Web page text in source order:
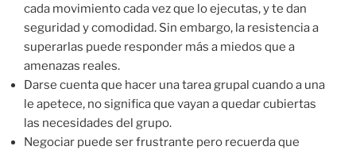
cada movimiento cada vez que lo ejecutas, y te dan
seguridad y comodidad. Sin embargo, la resistencia a
superarlas puede responder más a miedos que a
amenazas reales.
Darse cuenta que hacer una tarea grupal cuando a una
le apetece, no significa que vayan a quedar cubiertas
las necesidades del grupo.
Negociar puede ser frustrante pero recuerda que